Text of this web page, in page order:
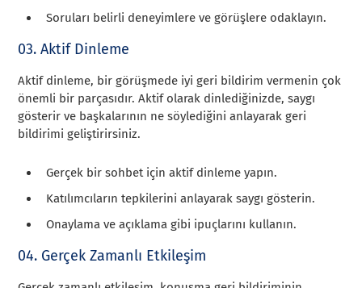
Soruları belirli deneyimlere ve görüşlere odaklayın.
03. Aktif Dinleme
Aktif dinleme, bir görüşmede iyi geri bildirim vermenin çok
önemli bir parçasıdır. Aktif olarak dinlediğinizde, saygı
gösterir ve başkalarının ne söylediğini anlayarak geri
bildirimi geliştirirsiniz.
Gerçek bir sohbet için aktif dinleme yapın.
Katılımcıların tepkilerini anlayarak saygı gösterin.
Onaylama ve açıklama gibi ipuçlarını kullanın.
04. Gerçek Zamanlı Etkileşim